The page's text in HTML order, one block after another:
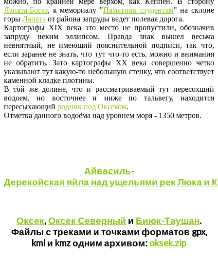
Лапата-Богаз, к мемориалу "Памятник студентам" на склоне
горы Лапата от района запруды ведет полевая дорога.
Картографы XIX века это место не пропустили, обозначив
запруду неким эллипсом. Правда знак вышел весьма
невнятный, не имеющий пояснительной подписи, так что,
если заранее не знать, что тут что-то есть, можно и внимания
не обратить. Зато картографы ХХ века совершенно четко
указывают тут какую-то небольшую стенку, что соответствует
каменной кладке плотины.
В той же долине, что и рассматриваемый тут пересохший
водоем, но восточнее и ниже по тальвегу, находится
пересыхающий родник под Оксеком.
Отметка данного водоёма над уровнем моря - 1350 метров.
Айвасиль-
Дерекойская яйла надущельями рекЛюка и
Оксек,Оксек Северный и Биюк-Таушан.
Файлы с треками и точками форматов gpx,
kml и kmz одним архивом: oksek.zip